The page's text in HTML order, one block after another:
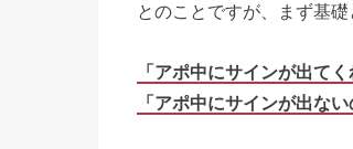
とのことですが、まず基礎
「アポ中にサインが出て
「アポ中にサインが出な